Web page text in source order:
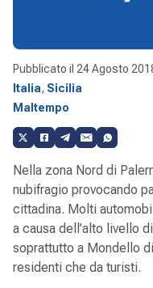
Pubblicato il 24 Agosto
Italia, Sicilia
Maltempo
Nella zona Nord di
nubifragio provocando
cittadina. Molti
a causa dell’alto livello
soprattutto a Mondello
residenti che da turisti.